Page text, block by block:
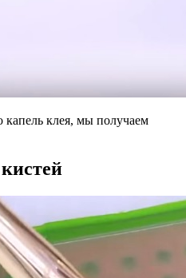
капель клея, мы получаем